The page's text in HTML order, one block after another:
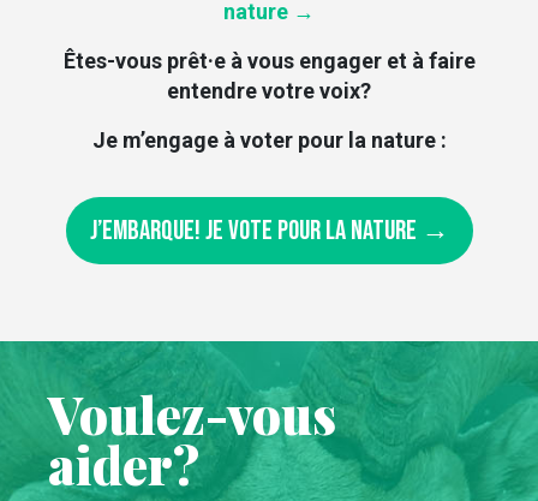
nature →
Êtes-vous prêt·e à vous engager et à faire
entendre votre voix?
Je m’engage à voter pour la nature :
J’embarque! Je vote pour la nature →
Voulez-vous
aider?